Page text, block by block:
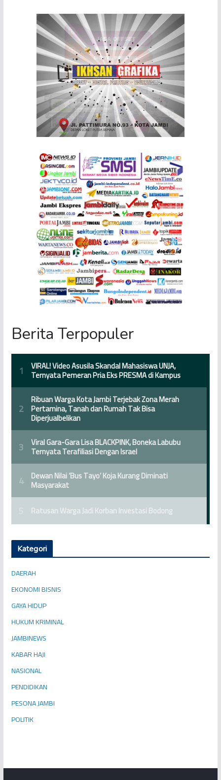
Berita Terpopuler
Kategori
DAERAH
EKONOMI BISNIS
GAYA HIDUP
HUKUM KRIMINAL
JAMBINEWS
KABAR HAJI
NASIONAL
PENDIDIKAN
PESONA JAMBI
POLITIK